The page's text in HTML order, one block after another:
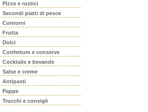
Pizze e rustici
Secondi piatti di pesce
Contorni
Frutta
Dolci
Confetture e conserve
Cocktails e bevande
Salse e creme
Antipasti
Pappe
Trucchi e consigli